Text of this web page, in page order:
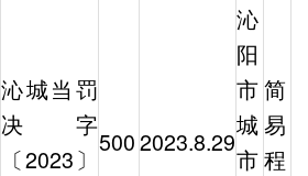
沁城当罚
决字
〔2023〕
5002023.8.29
沁
阳
市
城
市
简
易
程